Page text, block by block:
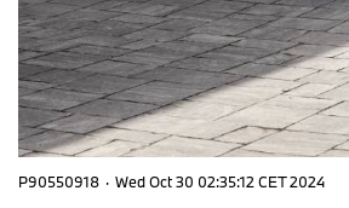
P90550918 · Wed Oct 30 02:35:12 CET 2024